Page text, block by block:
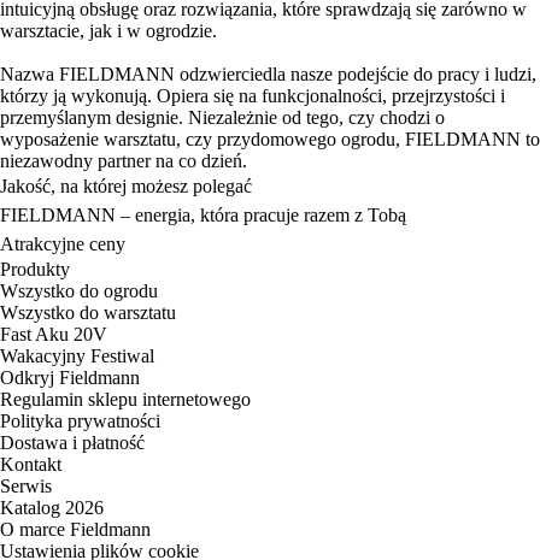
intuicyjną obsługę oraz rozwiązania, które sprawdzają się zarówno w
warsztacie, jak i w ogrodzie.
Nazwa FIELDMANN odzwierciedla nasze podejście do pracy i ludzi,
którzy ją wykonują. Opiera się na funkcjonalności, przejrzystości i
przemyślanym designie. Niezależnie od tego, czy chodzi o
wyposażenie warsztatu, czy przydomowego ogrodu, FIELDMANN to
niezawodny partner na co dzień.
Jakość, na której możesz polegać
FIELDMANN – energia, która pracuje razem z Tobą
Atrakcyjne ceny
Produkty
Wszystko do ogrodu
Wszystko do warsztatu
Fast Aku 20V
Wakacyjny Festiwal
Odkryj Fieldmann
Regulamin sklepu internetowego
Polityka prywatności
Dostawa i płatność
Kontakt
Serwis
Katalog 2026
O marce Fieldmann
Ustawienia plików cookie